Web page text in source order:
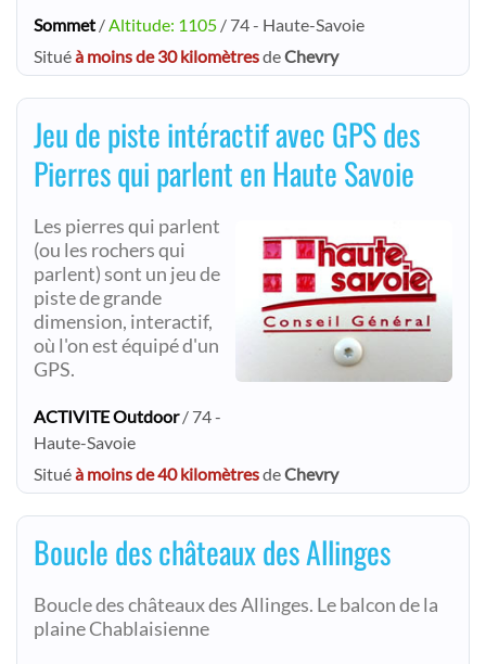
Sommet /Altitude: 1105 / 74 - Haute-Savoie
Situéà moins de 30 kilomètresdeChevry
Jeu de piste intéractif avec GPS des
Pierres qui parlent en Haute Savoie
Les pierres qui parlent
(ou les rochers qui
parlent) sont un jeu de
piste de grande
dimension, interactif,
où l'on est équipé d'un
GPS.
ACTIVITE Outdoor/ 74 -
Haute-Savoie
Situéà moins de 40 kilomètresdeChevry
Boucle des châteaux des Allinges
Boucle des châteaux des Allinges. Le balcon de la
plaine Chablaisienne